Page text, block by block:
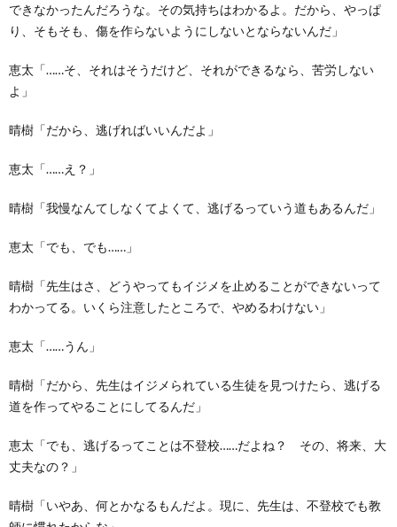
できなかったんだろうな。その気持ちはわかるよ。だから、やっぱ
り、そもそも、傷を作らないようにしないとならないんだ」
恵太「……そ、それはそうだけど、それができるなら、苦労しない
よ」
晴樹「だから、逃げればいいんだよ」
恵太「……え？」
晴樹「我慢なんてしなくてよくて、逃げるっていう道もあるんだ」
恵太「でも、でも……」
晴樹「先生はさ、どうやってもイジメを止めることができないって
わかってる。いくら注意したところで、やめるわけない」
恵太「……うん」
晴樹「だから、先生はイジメられている生徒を見つけたら、逃げる
道を作ってやることにしてるんだ」
恵太「でも、逃げるってことは不登校……だよね？ その、将来、大
丈夫なの？」
晴樹「いやあ、何とかなるもんだよ。現に、先生は、不登校でも教